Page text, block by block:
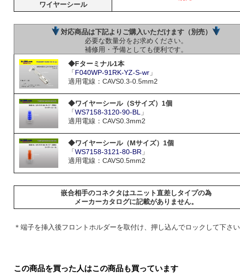
ワイヤーシール
対応商品は下記よりご購入いただけます（別売）
必要な数量分をお求めください。
補修用・予備としても便利です。
◆Fターミナル1本
「F040WP-91RK-YZ-S-wr 」
適用電線：CAVS0.3-0.5mm2
◆ワイヤーシール（Sサイズ）1個
「WS7158-3120-90-BL
」
適用電線：CAVS0.3mm2
◆ワイヤーシール（Mサイズ）1個
「WS7158-3121-80-BR 」
適用電線：CAVS0.5mm2
嵌合相手のコネクタはユニット直差しタイプの為
メーカーカタログに記載がありません。
＊端子を挿入後フロントホルダーを取付け、押し込んでロックして下さい
この商品を買った人はこの商品も買っています